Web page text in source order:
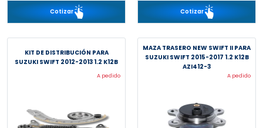
Cotizar Cotizar
KIT DE DISTRIBUCIÓN PARA
SUZUKI SWIFT 2012-2013 1.2 K12B
A pedido
MAZA TRASERO NEW SWIFT II PARA
SUZUKI SWIFT 2015-2017 1.2 K12B
AZI412-3
A pedido